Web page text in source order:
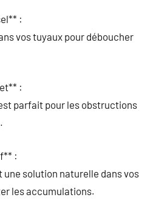
:
vos tuyaux pour déboucher
:
parfait pour les obstructions
:
une solution naturelle dans vos
les accumulations.